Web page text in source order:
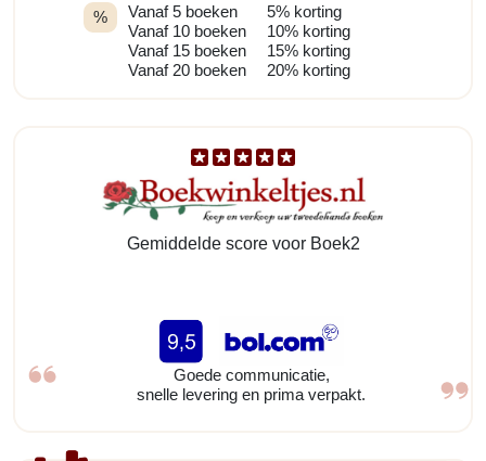
%
Vanaf 5 boeken
Vanaf 10 boeken
Vanaf 15 boeken
Vanaf 20 boeken
5% korting
10% korting
15% korting
20% korting
Gemiddelde score voor Boek2
Goede communicatie,
snelle levering en prima verpakt.